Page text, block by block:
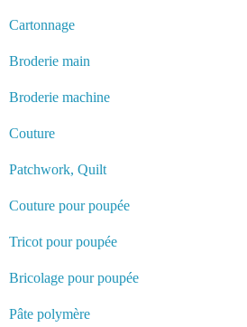
Cartonnage
Broderie main
Broderie machine
Couture
Patchwork, Quilt
Couture pour poupée
Tricot pour poupée
Bricolage pour poupée
Pâte polymère